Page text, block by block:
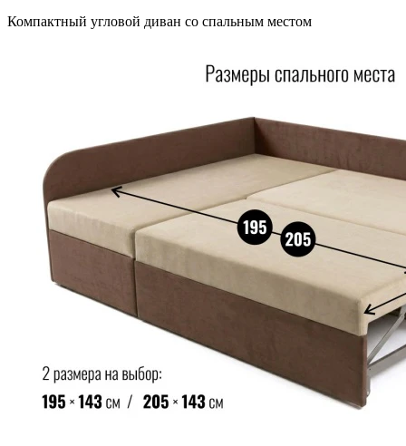
Компактный угловой диван со спальным местом